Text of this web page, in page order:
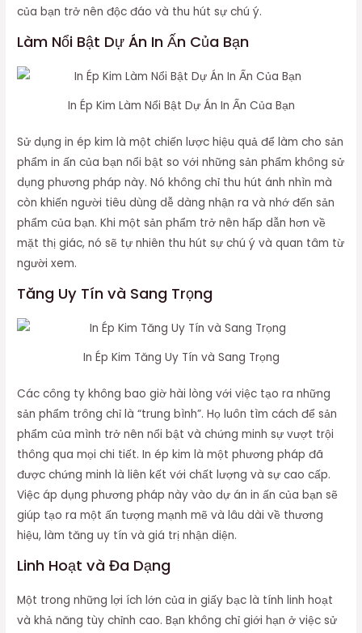
của bạn trở nên độc đáo và thu hút sự chú ý.
Làm Nổi Bật Dự Án In Ấn Của Bạn
In Ép Kim Làm Nổi Bật Dự Án In Ấn Của Bạn
Sử dụng in ép kim là một chiến lược hiệu quả để làm cho sản
phẩm in ấn của bạn nổi bật so với những sản phẩm không sử
dụng phương pháp này. Nó không chỉ thu hút ánh nhìn mà
còn khiến người tiêu dùng dễ dàng nhận ra và nhớ đến sản
phẩm của bạn. Khi một sản phẩm trở nên hấp dẫn hơn về
mặt thị giác, nó sẽ tự nhiên thu hút sự chú ý và quan tâm từ
người xem.
Tăng Uy Tín và Sang Trọng
In Ép Kim Tăng Uy Tín và Sang Trọng
Các công ty không bao giờ hài lòng với việc tạo ra những
sản phẩm trông chỉ là “trung bình”. Họ luôn tìm cách để sản
phẩm của mình trở nên nổi bật và chứng minh sự vượt trội
thông qua mọi chi tiết. In ép kim là một phương pháp đã
được chứng minh là liên kết với chất lượng và sự cao cấp.
Việc áp dụng phương pháp này vào dự án in ấn của bạn sẽ
giúp tạo ra một ấn tượng mạnh mẽ và lâu dài về thương
hiệu, làm tăng uy tín và giá trị nhận diện.
Linh Hoạt và Đa Dạng
Một trong những lợi ích lớn của in giấy bạc là tính linh hoạt
và khả năng tùy chỉnh cao. Bạn không chỉ giới hạn ở việc sử